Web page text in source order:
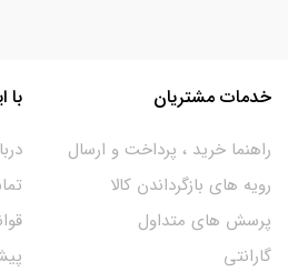
خدمات مشتریان
راهنما خرید ، پرداخت و ارسال
رویه های بازگرداندن کالا
پرسش های متداول
گارانتی
با